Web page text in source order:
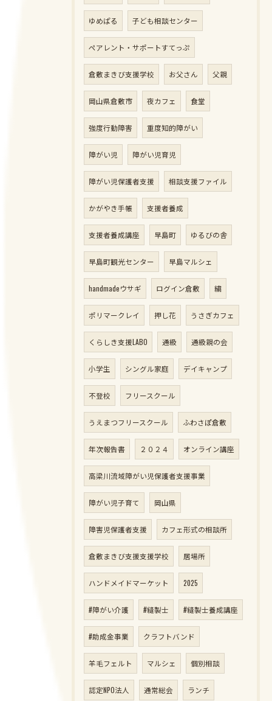
ゆめぱる 子ども相談センター
ペアレント・サポートすてっぷ
倉敷まきび支援学校 お父さん 父親
岡山県倉敷市 夜カフェ 食堂
強度行動障害 重度知的障がい
障がい児 障がい児育児
障がい児保護者支援 相談支援ファイル
かがやき手帳 支援者養成
支援者養成講座 早島町 ゆるびの舎
早島町観光センター 早島マルシェ
handmadeウサギ ログイン倉敷 繍
ポリマークレイ 押し花 うさぎカフェ
くらしき支援LABO 通級 通級親の会
小学生 シングル家庭 デイキャンプ
不登校 フリースクール
うえまつフリースクール ふわさぽ倉敷
年次報告書 ２０２４ オンライン講座
高梁川流域障がい児保護者支援事業
障がい児子育て 岡山県
障害児保護者支援 カフェ形式の相談所
倉敷まきび支援支援学校 居場所
ハンドメイドマーケット 2025
#障がい介護 #縫製士 #縫製士養成講座
#助成金事業 クラフトバンド
羊毛フェルト マルシェ 個別相談
認定NPO法人 通常総会 ランチ